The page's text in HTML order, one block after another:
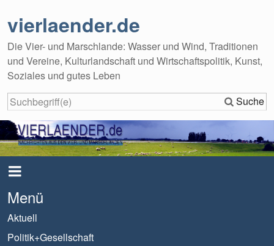
vierlaender.de
Die Vier- und Marschlande: Wasser und Wind, Traditionen
und Vereine, Kulturlandschaft und Wirtschaftspolitik, Kunst,
Soziales und gutes Leben
Suche
Menü
Aktuell
Politik+Gesellschaft